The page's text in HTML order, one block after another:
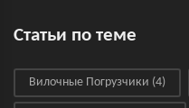
Статьи по теме
Вилочные Погрузчики (4)